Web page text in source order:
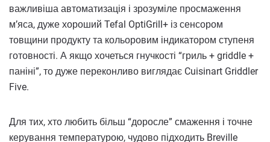
важливіша автоматизація і зрозуміле просмаження
м’яса, дуже хороший Tefal OptiGrill+ із сенсором
товщини продукту та кольоровим індикатором ступеня
готовності. А якщо хочеться гнучкості “гриль + griddle +
паніні”, то дуже переконливо виглядає Cuisinart Griddler
Five.
Для тих, хто любить більш “доросле” смаження і точне
керування температурою, чудово підходить Breville